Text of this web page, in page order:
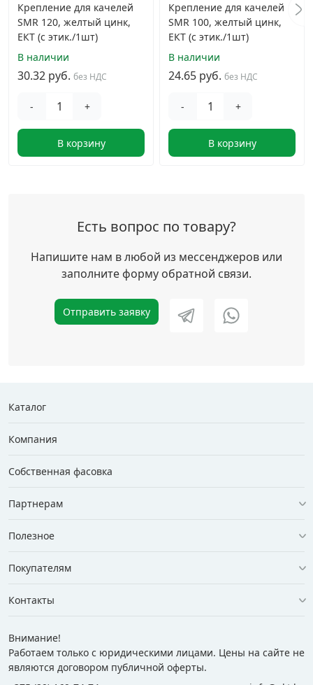
Крепление для качелей
SMR 120, желтый цинк,
ЕКТ (c этик./1шт)
В наличии
30.32 руб. без НДС
- +
В корзину
Крепление для качелей
SMR 100, желтый цинк,
ЕКТ (c этик./1шт)
В наличии
24.65 руб. без НДС
- +
В корзину
Есть вопрос по товару?
Напишите нам в любой из мессенджеров или
заполните форму обратной связи.
Отправить заявку
Каталог
Компания
Собственная фасовка
Партнерам
Полезное
Покупателям
Контакты
Внимание!
Работаем только с юридическими лицами. Цены на сайте не
являются договором публичной оферты.